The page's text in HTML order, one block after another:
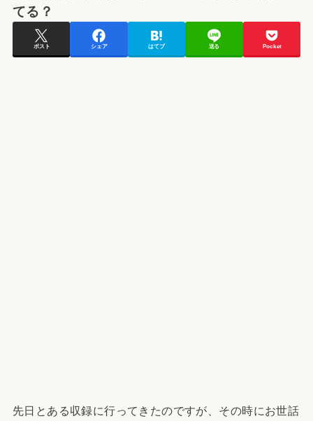
てる？
ポスト シェア はてブ 送る Pocket
先日とある収録に行ってきたのですが、その時にお世話